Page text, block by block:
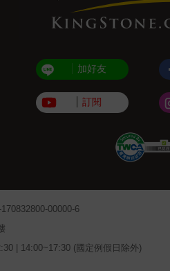
加好友
訂閱
00000-6
| 14:00~17:30 (國定例假日除外)